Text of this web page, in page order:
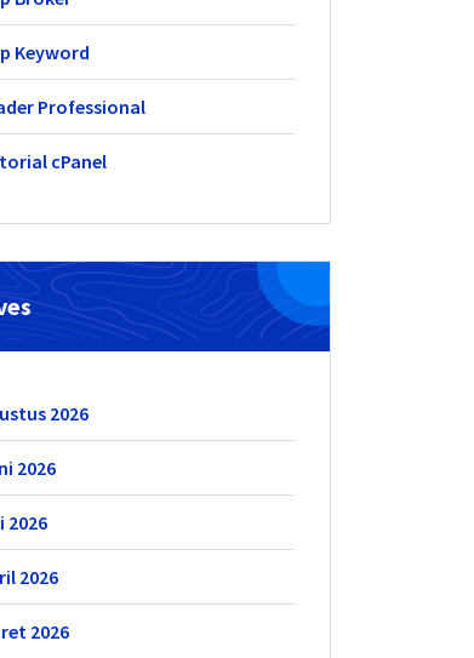
Keyword
Professional
cPanel
2026
2026
2026
2026
2026